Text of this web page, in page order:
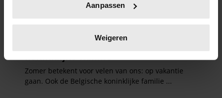
scannen op specifieke eigenschappen (fingerprinting)
verwerkt en stel uw voorkeuren in het
intrekken in de Cookieverklaring.
We gebruiken cookies om content en advertenties te
Aanpassen
Weigeren